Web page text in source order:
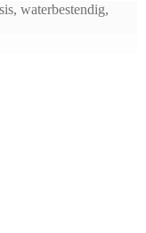
waterbestendig,